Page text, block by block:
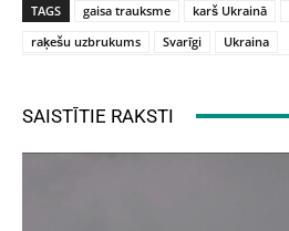
TAGS gaisa trauksme karš Ukrainā
raķešu uzbrukums
Svarīgi Ukraina
SAISTĪTIE RAKSTI